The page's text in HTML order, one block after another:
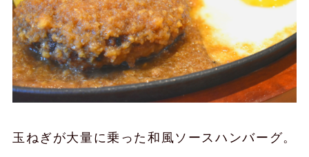
玉ねぎが大量に乗った和風ソースハンバーグ。